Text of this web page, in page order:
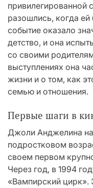
привилегированной
разошлись, когда
событие оказало
детство, и она
со своими
выступлениях она
жизни и о том, как
семью и отношения.
Первые шаги в
Джоли Анджелина
подростковом
своем первом
Через год, в 1994
«Вампирский цирк».